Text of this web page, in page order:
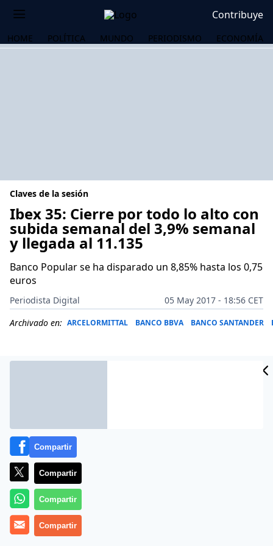
Contribuye
HOME POLÍTICA MUNDO PERIODISMO ECONOMÍA
Claves de la sesión
Ibex 35: Cierre por todo lo alto con
subida semanal del 3,9% semanal
y llegada al 11.135
Banco Popular se ha disparado un 8,85% hasta los 0,75
euros
Periodista Digital
05 May 2017 - 18:56 CET
Archivado en: ARCELORMITTAL BANCO BBVA BANCO SANTANDER
El Ibex 35 no se cansa de subir. El selectivo ha cerrado
este 5 de mayo de 2017 con alzas del 1,11% superando
Compartir
Compartir
Compartir
Compartir